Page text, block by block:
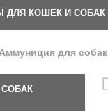
ДЛЯ КОШЕК И СОБАК
Аммуниция для собак